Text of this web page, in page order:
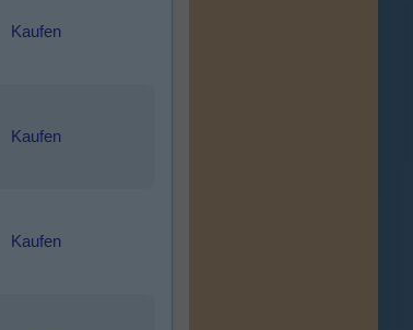
Kaufen
Kaufen
Kaufen